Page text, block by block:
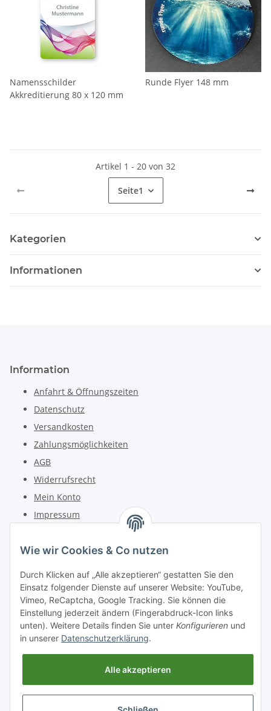
Namensschilder
Akkreditierung 80 x 120 mm
Runde Flyer 148 mm
Artikel 1 - 20 von 32
Seite1
Wie wir Cookies & Co nutzen
Durch Klicken auf „Alle akzeptieren“ gestatten Sie den
Einsatz folgender Dienste auf unserer Website: YouTube,
Vimeo, ReCaptcha, Google Tracking. Sie können die
Einstellung jederzeit ändern (Fingerabdruck-Icon links
unten). Weitere Details finden Sie unter Konfigurieren und
in unserer Datenschutzerklärung.
Alle akzeptieren
Kategorien
Informationen
Information
Anfahrt & Öffnungszeiten
Datenschutz
Versandkosten
Zahlungsmöglichkeiten
AGB
Widerrufsrecht
Mein Konto
Impressum
Telefon: +49 (0) 6162 5554
Fax: +49 (0) 6162 5220
Email: info@diedrucker.de
Freiherr-vom-Stein-Straße 4
D-64354 Reinheim
www.diedrucker.de
Vertrag widerrufen